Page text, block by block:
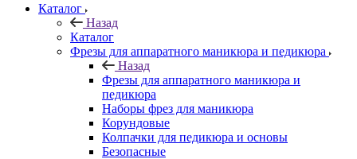
Каталог
Назад
Каталог
Фрезы для аппаратного маникюра и педикюра
Назад
Фрезы для аппаратного маникюра и
педикюра
Наборы фрез для маникюра
Корундовые
Колпачки для педикюра и основы
Безопасные